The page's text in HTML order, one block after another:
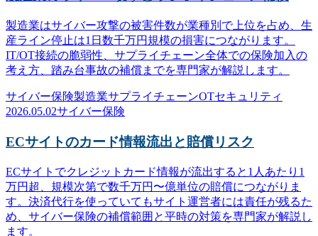
製造業はサイバー攻撃の被害件数が業種別で上位を占め、生
産ライン停止は1日数千万円規模の損害につながります。
IT/OT接続の脆弱性、サプライチェーン全体での保険加入の
考え方、踏み台事故の補償までを専門家が解説します。
サイバー保険製造業サプライチェーンOTセキュリティ
2026.05.02サイバー保険
ECサイトのカード情報流出と賠償リスク
ECサイトでクレジットカード情報が流出すると1人あたり1
万円超、規模次第で数千万円〜億単位の賠償につながりま
す。決済代行を使っていてもサイト運営者には責任が残るた
め、サイバー保険の補償範囲と平時の対策を専門家が解説し
ます。